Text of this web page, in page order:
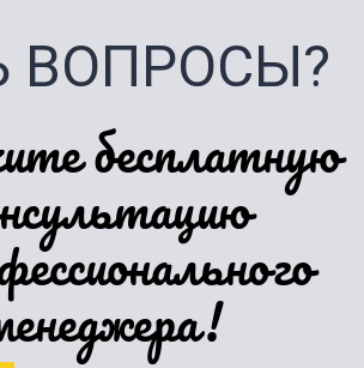
ВОПРОСЫ?
бесплатную